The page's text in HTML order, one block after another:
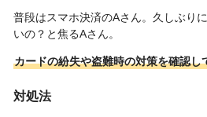
普段はスマホ決済のAさん。久しぶり
いの？と焦るAさん。
カードの紛失や盗難時の対策を確認し
対処法